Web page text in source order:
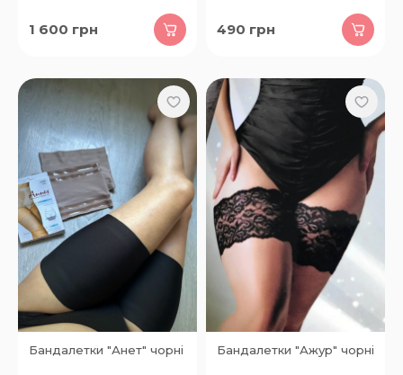
1 600 грн 490 грн
Бандалетки "Анет" чорні Бандалетки "Ажур" чорні